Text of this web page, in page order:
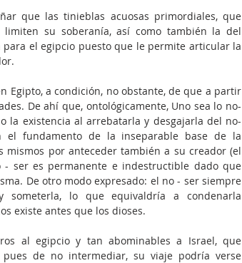
que las tinieblas acuosas primordiales, que
su soberanía, así como también la del
el egipcio puesto que le permite articular la
Egipto, a condición, no obstante, de que a partir
De ahí que, ontológicamente, Uno sea lo no-
la existencia al arrebatarla y desgajarla del no-
el fundamento de la inseparable base de la
mismos por anteceder también a su creador (el
ser es permanente e indestructible dado que
De otro modo expresado: el no - ser siempre
someterla, lo que equivaldría a condenarla
existe antes que los dioses.
al egipcio y tan abominables a Israel, que
de no intermediar, su viaje podría verse